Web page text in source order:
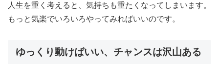
人生を重く考えると、気持ちも重たくなってしまいます。
もっと気楽でいろいろやってみればいいのです。
ゆっくり動けばいい、チャンスは沢山ある